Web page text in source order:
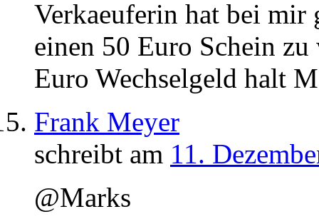
Verkaeuferin hat bei mir
einen 50 Euro Schein
Euro Wechselgeld halt
Frank Meyer
schreibt am 11.
@Marks